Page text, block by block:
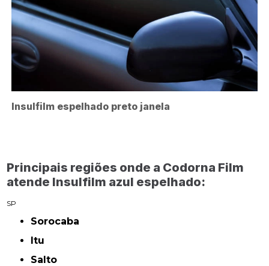
Insulfilm espelhado preto janela
Principais regiões onde a Codorna Film
atende Insulfilm azul espelhado:
SP
Sorocaba
Itu
Salto